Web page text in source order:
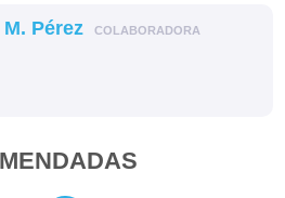
Pérez COLABORADORA